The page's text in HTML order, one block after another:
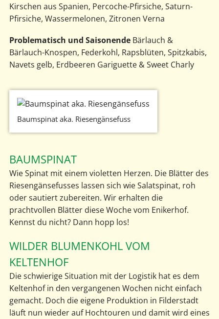
Kirschen aus Spanien, Percoche-Pfirsiche, Saturn-
Pfirsiche, Wassermelonen, Zitronen Verna
Problematisch und Saisonende Bärlauch &
Bärlauch-Knospen, Federkohl, Rapsblüten, Spitzkabis,
Navets gelb, Erdbeeren Gariguette & Sweet Charly
Baumspinat aka. Riesengänsefuss
BAUMSPINAT
Wie Spinat mit einem violetten Herzen. Die Blätter des
Riesengänsefusses lassen sich wie Salatspinat, roh
oder sautiert zubereiten. Wir erhalten die
prachtvollen Blätter diese Woche vom Enikerhof.
Kennst du nicht? Dann hopp los!
WILDER BLUMENKOHL VOM
KELTENHOF
Die schwierige Situation mit der Logistik hat es dem
Keltenhof in den vergangenen Wochen nicht einfach
gemacht. Doch die eigene Produktion in Filderstadt
läuft nun wieder auf Hochtouren und damit wird eines